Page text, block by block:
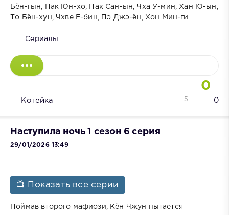
Бён-гын, Пак Юн-хо, Пак Сан-ын, Чха У-мин, Хан Ю-ын,
То Бён-хун, Чхве Е-бин, Пэ Джэ-ён, Хон Мин-ги
Сериалы
0
Котейка 0
5
Наступила ночь 1 сезон 6 серия
29/01/2026 13:49
📺 Показать все серии
Поймав второго мафиози, Кён Чжун пытается